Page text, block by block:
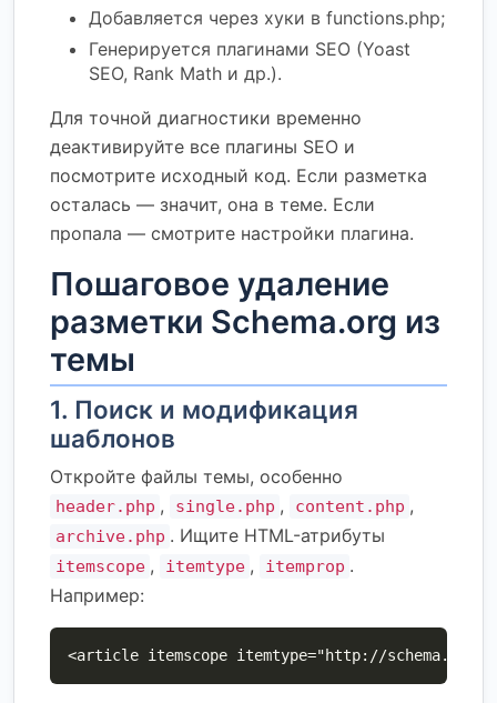
Добавляется через хуки в functions.php;
Генерируется плагинами SEO (Yoast
SEO, Rank Math и др.).
Для точной диагностики временно
деактивируйте все плагины SEO и
посмотрите исходный код. Если разметка
осталась — значит, она в теме. Если
пропала — смотрите настройки плагина.
Пошаговое удаление
разметки Schema.org из
темы
1. Поиск и модификация
шаблонов
Откройте файлы темы, особенно
header.php , single.php , content.php ,
archive.php . Ищите HTML-атрибуты
itemscope , itemtype , itemprop .
Например:
<article itemscope itemtype="http://schema.org/